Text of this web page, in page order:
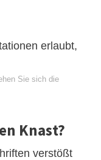
erlaubt,
Sie sich die
Knast?
verstößt